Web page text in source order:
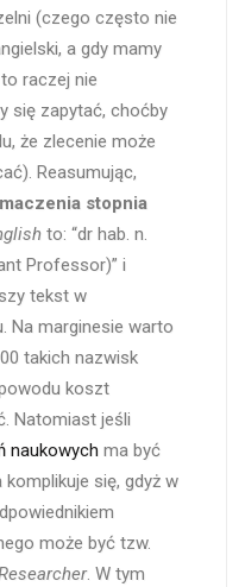
(czego często nie
a gdy mamy
raczej nie
się zapytać, choćby
że zlecenie może
Reasumując,
stopnia
to: “dr hab. n.
Professor)” i
tekst w
Na marginesie warto
takich nazwisk
koszt
Natomiast jeśli
naukowych ma być
się, gdyż w
może być tzw.
. W tym